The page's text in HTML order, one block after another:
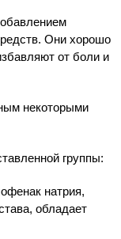
Они хорошо
от боли и
некоторыми
группы:
натрия,
обладает